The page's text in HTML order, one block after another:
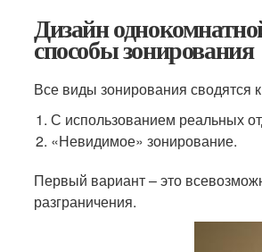
Дизайн
способы зонирования
Все виды зонирования сводятся
С использованием реальных
«Невидимое» зонирование.
Первый вариант – это
разграничения.